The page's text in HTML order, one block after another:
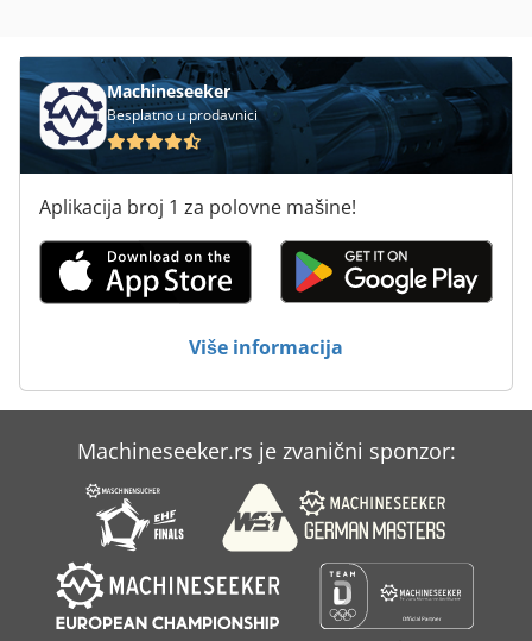
Štampanje U St Sistemi
Machineseeker
Besplatno u prodavnici
Aplikacija broj 1 za polovne mašine!
Više informacija
Machineseeker.rs je zvanični sponzor: